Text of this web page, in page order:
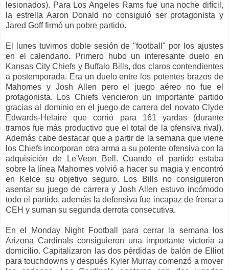
lesionados). Para Los Angeles Rams fue una noche difícil,
la estrella Aaron Donald no consiguió ser protagonista y
Jared Goff firmó un pobre partido.
El lunes tuvimos doble sesión de "football" por los ajustes
en el calendario. Primero hubo un interesante duelo en
Kansas City Chiefs y Buffalo Bills, dos claros contendientes
a postemporada. Era un duelo entre los potentes brazos de
Mahomes y Josh Allen pero el juego aéreo no fue el
protagonista. Los Chiefs vencieron un importante partido
gracias al dominio en el juego de carrera del novato Clyde
Edwards-Helaire que corrió para 161 yardas (durante
tramos fue más productivo que el total de la ofensiva rival).
Además cabe destacar que a partir de la semana que viene
los Chiefs incorporan otra arma a su potente ofensiva con la
adquisición de Le'Veon Bell. Cuando el partido estaba
sobre la línea Mahomes volvió a hacer su magia y encontró
en Kelce su objetivo seguro. Los Bills no consiguieron
asentar su juego de carrera y Josh Allen estuvo incómodo
todo el partido, además la defensiva fue incapaz de frenar a
CEH y suman su segunda derrota consecutiva.
En el Monday Night Football para cerrar la semana los
Arizona Cardinals consiguieron una importante victoria a
domicilio. Capitalizaron las dos pérdidas de balón de Elliot
para touchdowns y después Kyler Murray comenzó a mover